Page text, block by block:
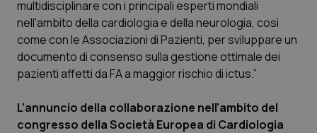
Piemonte
Provincia Autonoma di Bolzano
Provincia Autonoma di Trento
Puglia
HIV
Infezioni & Febbre
Ipertensione & Scompenso
Malattie rare
multidisciplinare con i principali esperti mondiali
nell'ambito della cardiologia e della neurologia, così
come con le Associazioni di Pazienti, per sviluppare un
documento di consenso sulla gestione ottimale dei
pazienti affetti da FA a maggior rischio di ictus.”
L’annuncio della collaborazione nell'ambito del
congresso della Società Europea di Cardiologia